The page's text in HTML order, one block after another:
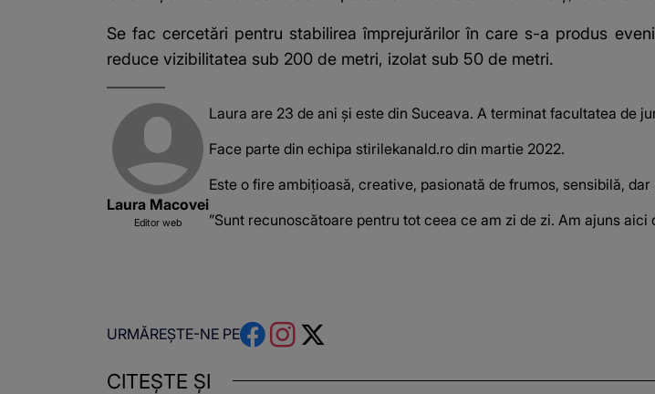
Se fac cercetări pentru stabilirea împrejurărilor în care s-a produs
reduce vizibilitatea sub 200 de metri, izolat sub 50 de metri.
Laura Macovei
Editor web
Laura are 23 de ani și este din Suceava. A terminat facultatea de
Face parte din echipa stirilekanald.ro din martie 2022.
Este o fire ambițioasă, creative, pasionată de frumos, sensibilă,
”Sunt recunoscătoare pentru tot ceea ce am zi de zi. Am ajuns
URMĂREȘTE-NE PE
CITEȘTE ȘI